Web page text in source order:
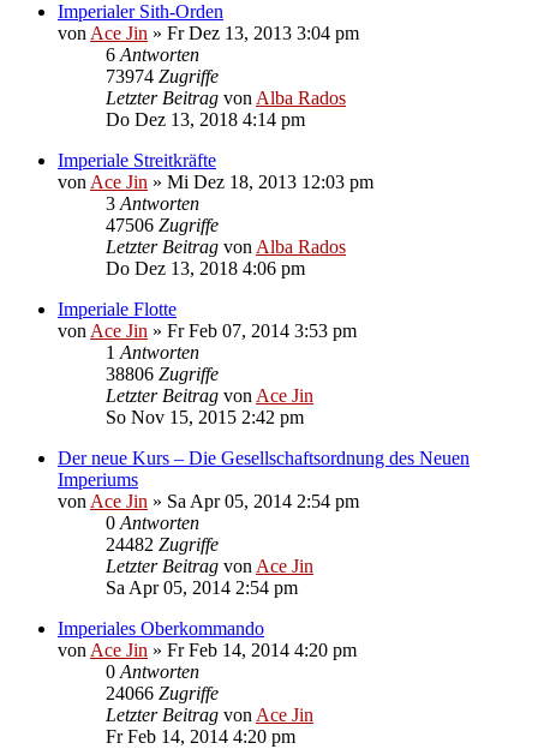
Imperialer Sith-Orden
von Ace Jin » Fr Dez 13, 2013 3:04 pm
6 Antworten
73974 Zugriffe
Letzter Beitrag von Alba Rados
Do Dez 13, 2018 4:14 pm
Imperiale Streitkräfte
von Ace Jin » Mi Dez 18, 2013 12:03 pm
3 Antworten
47506 Zugriffe
Letzter Beitrag von Alba Rados
Do Dez 13, 2018 4:06 pm
Imperiale Flotte
von Ace Jin » Fr Feb 07, 2014 3:53 pm
1 Antworten
38806 Zugriffe
Letzter Beitrag von Ace Jin
So Nov 15, 2015 2:42 pm
Der neue Kurs – Die Gesellschaftsordnung des Neuen
Imperiums
von Ace Jin » Sa Apr 05, 2014 2:54 pm
0 Antworten
24482 Zugriffe
Letzter Beitrag von Ace Jin
Sa Apr 05, 2014 2:54 pm
Imperiales Oberkommando
von Ace Jin » Fr Feb 14, 2014 4:20 pm
0 Antworten
24066 Zugriffe
Letzter Beitrag von Ace Jin
Fr Feb 14, 2014 4:20 pm